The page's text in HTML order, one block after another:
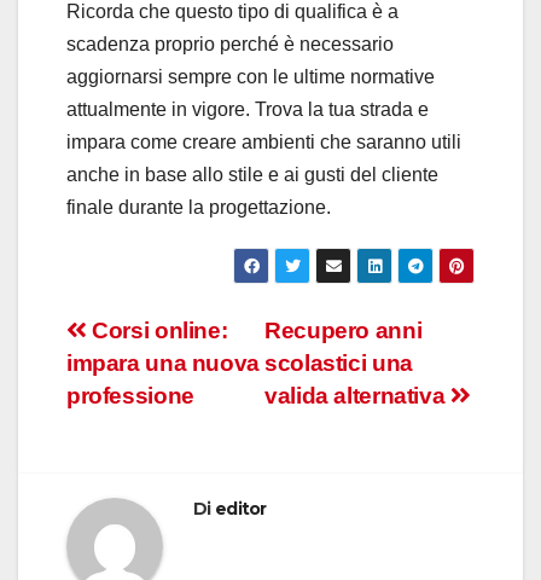
Ricorda che questo tipo di qualifica è a
scadenza proprio perché è necessario
aggiornarsi sempre con le ultime normative
attualmente in vigore. Trova la tua strada e
impara come creare ambienti che saranno utili
anche in base allo stile e ai gusti del cliente
finale durante la progettazione.
Navigazione
articoli
Recupero anni
scolastici una
valida alternativa
Corsi online:
impara una nuova
professione
Di editor